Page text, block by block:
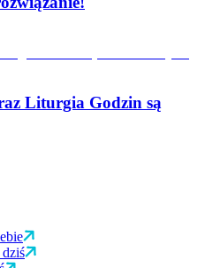
Liturgia Godzin są